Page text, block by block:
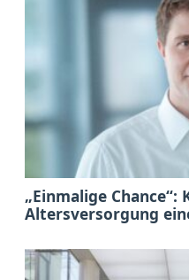
„Einmalige
Altersversorgung